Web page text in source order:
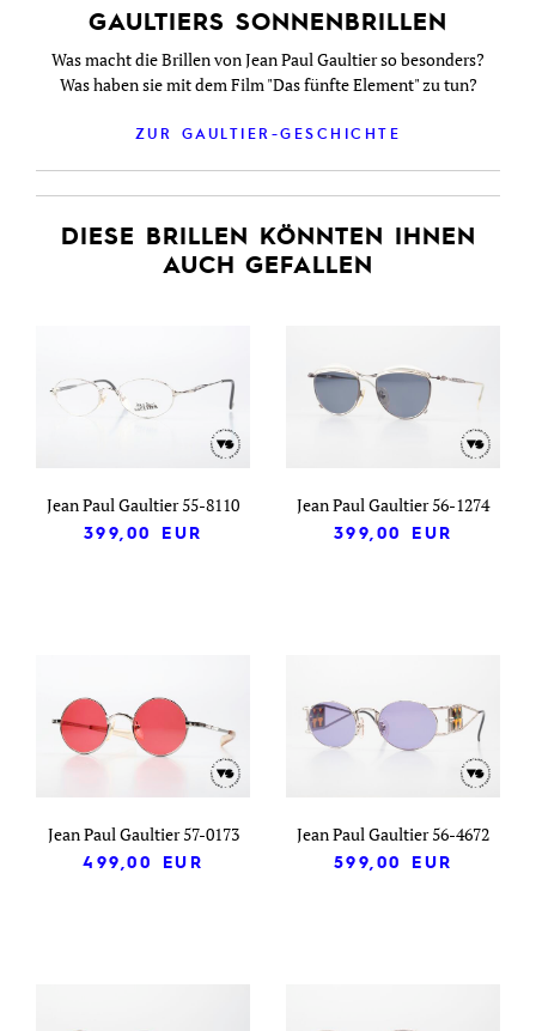
GAULTIERS SONNENBRILLEN
Was macht die Brillen von Jean Paul Gaultier so besonders?
Was haben sie mit dem Film "Das fünfte Element" zu tun?
ZUR GAULTIER-GESCHICHTE
DIESE BRILLEN KÖNNTEN IHNEN
AUCH GEFALLEN
Jean Paul Gaultier 55-8110
399,00
EUR
Jean Paul Gaultier 56-1274
399,00
EUR
Jean Paul Gaultier 57-0173
499,00
EUR
Jean Paul Gaultier 56-4672
599,00
EUR